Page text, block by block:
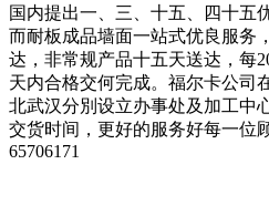
国内提出一、三、十五、四十五
而耐板成品墙面一站式优良服务
达，非常规产品十五天送达，每
天内合格交何完成。福尔卡公司
北武汉分別设立办事处及加工中
交货时间，更好的服务好每一位
65706171